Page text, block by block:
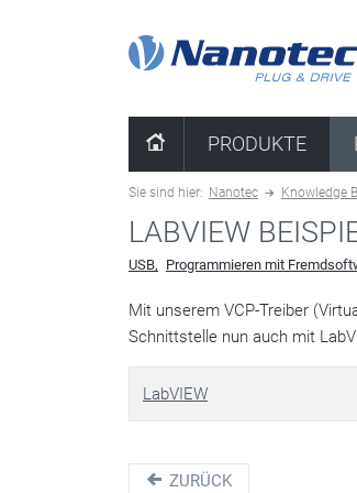
PRODUKTE
Sie sind hier: Nanotec Knowledge
LABVIEW
USB Programmieren mit
Mit unserem VCP-Treiber
Schnittstelle nun auch mit
LabVIEW
ZURÜCK